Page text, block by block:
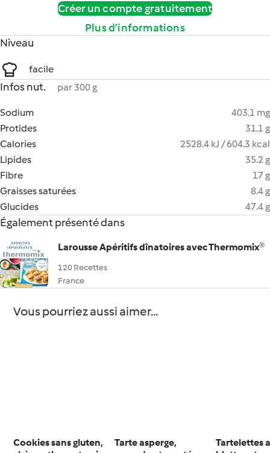
Créer un compte gratuitement
Plus d’informations
Niveau
facile
Infos nut. par 300 g
Sodium
403.1 mg
Protides
31.1 g
Calories
2528.4 kJ / 604.3 kcal
Lipides
35.2 g
Fibre
17 g
Graisses saturées
8.4 g
Glucides
47.4 g
Également présenté dans
Larousse Apéritifs dînatoires avec Thermomix®
120 Recettes
France
Vous pourriez aussi aimer...
Cookies sans gluten,
Tarte asperge,
Tartelettes